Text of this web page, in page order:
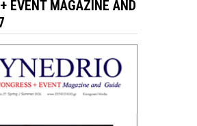
EVENT MAGAZINE AND